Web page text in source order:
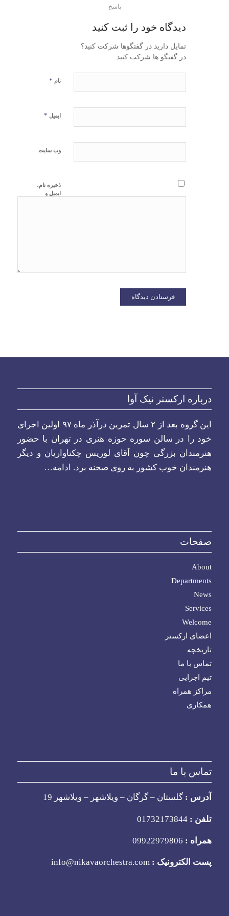
پاسخ
دیدگاه خود را ثبت کنید
تمایل دارید در گفتگوها شرکت کنید؟
در گفتگو ها شرکت کنید.
نام *
ایمیل *
وب‌ سایت
ذخیره نام،
ایمیل و
درباره ارکستر نیک آوا
این گروه بعد از ۲ سال تمرین درآذر ماه ۹۷ اولین اجرای
خود را در سالن سوره حوزه هنری در تهران با حضور
هنرمندان بزرگی چون آقای لوریس چکناواریان و دیگر
هنرمندان خوب کشور به روی صحنه برد. ادامه…
صفحات
About
Departments
News
Services
Welcome
اعضای ارکستر
تاریخچه
تماس با ما
تیم اجرایی
مراکز همراه
همکاری
تماس با ما
آدرس : گلستان – گرگان – ویلاشهر – ویلاشهر 19
تلفن :
همراه :
پست الکترونیک :